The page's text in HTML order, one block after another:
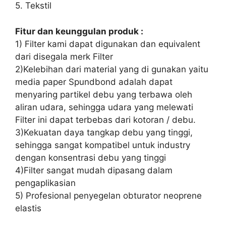
5. Tekstil
Fitur dan keunggulan produk :
1) Filter kami dapat digunakan dan equivalent
dari disegala merk Filter
2)Kelebihan dari material yang di gunakan yaitu
media paper Spundbond adalah dapat
menyaring partikel debu yang terbawa oleh
aliran udara, sehingga udara yang melewati
Filter ini dapat terbebas dari kotoran / debu.
3)Kekuatan daya tangkap debu yang tinggi,
sehingga sangat kompatibel untuk industry
dengan konsentrasi debu yang tinggi
4)Filter sangat mudah dipasang dalam
pengaplikasian
5) Profesional penyegelan obturator neoprene
elastis